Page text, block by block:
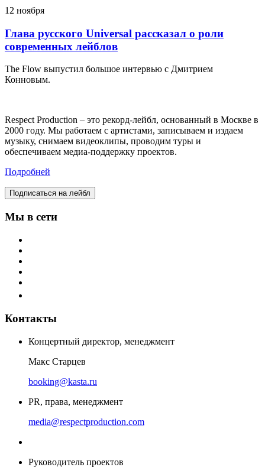
12 ноября
Глава русского Universal рассказал о роли
современных лейблов
The Flow выпустил большое интервью с Дмитрием
Конновым.
Respect Production – это рекорд-лейбл, основанный в Москве в
2000 году. Мы работаем с артистами, записываем и издаем
музыку, снимаем видеоклипы, проводим туры и
обеспечиваем медиа-поддержку проектов.
Подробней
Подписаться на лейбл
Мы в сети
Контакты
Концертный директор, менеджмент
Макс Старцев
booking@kasta.ru
PR, права, менеджмент
media@respectproduction.com
Руководитель проектов